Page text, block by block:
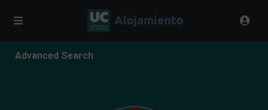
Advanced Search